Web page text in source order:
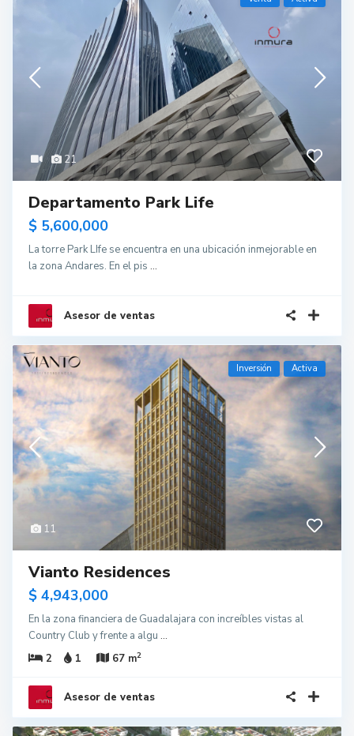
21
Departamento Park Life
$ 5,600,000
La torre Park LIfe se encuentra en una ubicación inmejorable en
la zona Andares. En el pis ...
Asesor de ventas
11
Inversión Activa
Vianto Residences
$ 4,943,000
En la zona financiera de Guadalajara con increíbles vistas al
Country Club y frente a algu ...
2
1 67 m2
Asesor de ventas